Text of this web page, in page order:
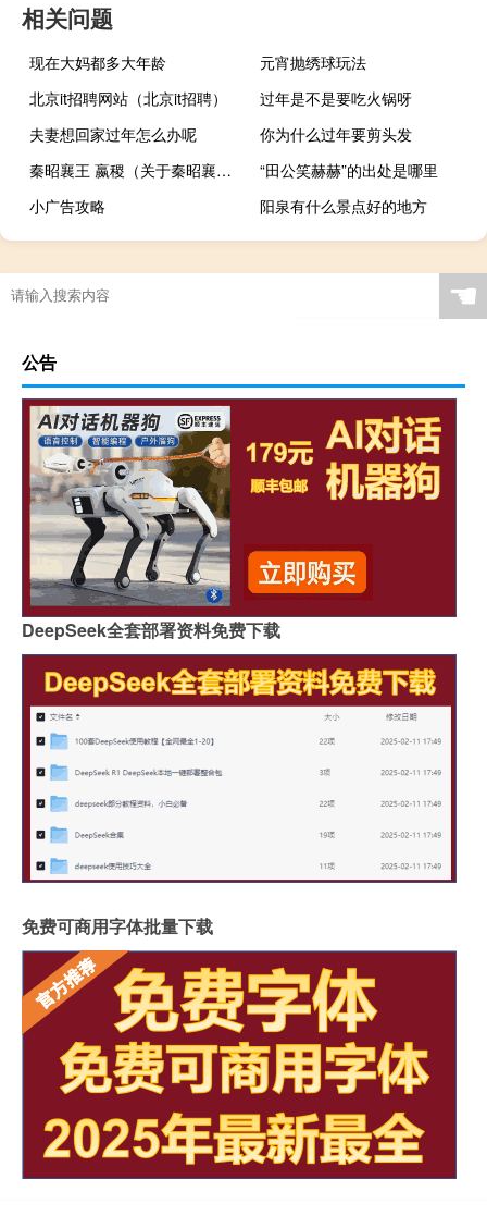
相关问题
现在大妈都多大年龄
元宵抛绣球玩法
北京it招聘网站（北京it招聘）
过年是不是要吃火锅呀
夫妻想回家过年怎么办呢
你为什么过年要剪头发
秦昭襄王 嬴稷（关于秦昭襄王 嬴稷的介绍）
“田公笑赫赫”的出处是哪里
小广告攻略
阳泉有什么景点好的地方
☚
公告
DeepSeek全套部署资料免费下载
免费可商用字体批量下载